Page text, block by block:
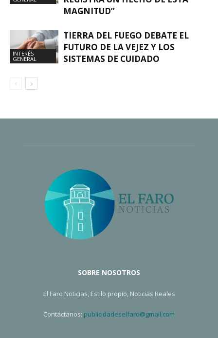
MAGNITUD”
INTERÉS
GENERAL
TIERRA DEL FUEGO DEBATE EL
FUTURO DE LA VEJEZ Y LOS
SISTEMAS DE CUIDADO
SOBRE NOSOTROS
El Faro Noticias, Estilo propio, Noticias Reales
Contáctanos: publicidadeselfaro@gmail.com